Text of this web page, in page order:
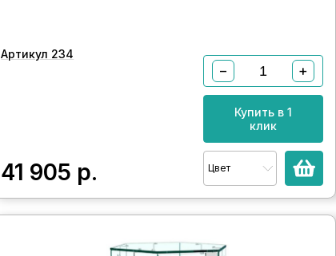
Артикул 234
41 905 р.
− +
Купить в 1
клик
Цвет